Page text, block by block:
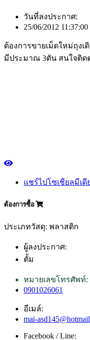
วันที่ลงประกาศ:
25/06/2012 11:37:00
ต้องการขายเม็ดใหม่ถุงเ
มีประมาณ 3ตัน สนใจติ
แชร์ไปโซเชียลมีเดี
ต้องการซื้อ
ประเภทวัสดุ: พลาสติก
ผู้ลงประกาศ:
ตั้ม
หมายเลขโทรศัพท์:
0901026061
อีเมล์:
mai-
Facebook / Line: